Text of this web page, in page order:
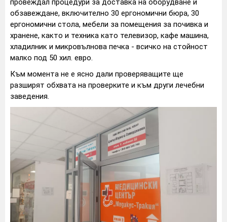
провеждал процедури за доставка на оборудване и
обзавеждане, включително 30 ергономични бюра, 30
ергономични стола, мебели за помещения за почивка и
хранене, както и техника като телевизор, кафе машина,
хладилник и микровълнова печка - всичко на стойност
малко под 50 хил. евро.
Към момента не е ясно дали проверяващите ще
разширят обхвата на проверките и към други лечебни
заведения.